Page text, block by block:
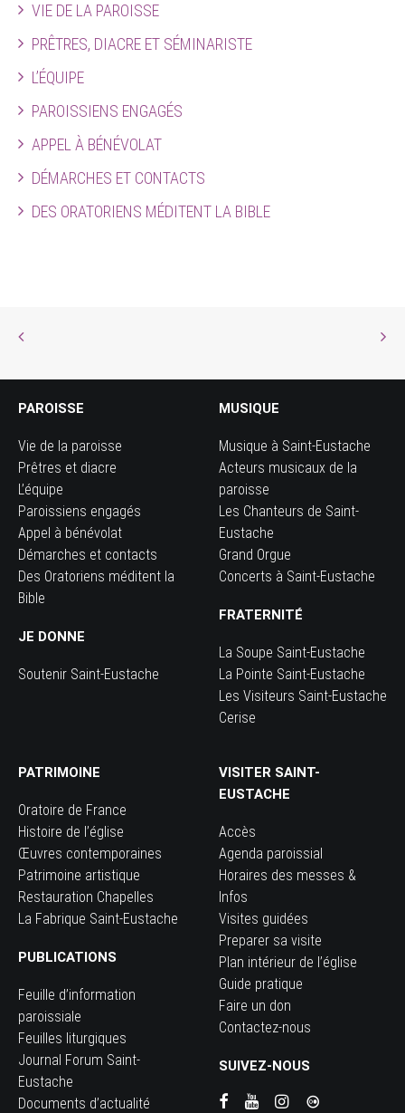
VIE DE LA PAROISSE
PRÊTRES, DIACRE ET SÉMINARISTE
L’ÉQUIPE
PAROISSIENS ENGAGÉS
APPEL À BÉNÉVOLAT
DÉMARCHES ET CONTACTS
DES ORATORIENS MÉDITENT LA BIBLE
PAROISSE
Vie de la paroisse
Prêtres et diacre
L’équipe
Paroissiens engagés
Appel à bénévolat
Démarches et contacts
Des Oratoriens méditent la
Bible
JE DONNE
Soutenir Saint-Eustache
MUSIQUE
Musique à Saint-Eustache
Acteurs musicaux de la
paroisse
Les Chanteurs de Saint-
Eustache
Grand Orgue
Concerts à Saint-Eustache
FRATERNITÉ
La Soupe Saint-Eustache
La Pointe Saint-Eustache
Les Visiteurs Saint-Eustache
Cerise
PATRIMOINE
Oratoire de France
Histoire de l’église
Œuvres contemporaines
Patrimoine artistique
Restauration Chapelles
La Fabrique Saint-Eustache
PUBLICATIONS
Feuille d’information
paroissiale
Feuilles liturgiques
Journal Forum Saint-
Eustache
Documents d’actualité
VISITER SAINT-
EUSTACHE
Accès
Agenda paroissial
Horaires des messes &
Infos
Visites guidées
Preparer sa visite
Plan intérieur de l’église
Guide pratique
Faire un don
Contactez-nous
SUIVEZ-NOUS